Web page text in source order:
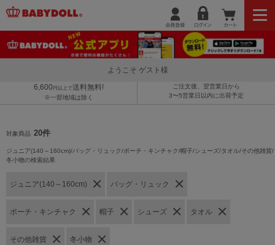
ようこそ ゲスト様
6,600 円以上で送料無料!
※一部地域は除く
ご注文後、翌営業日から
3〜5営業日以内に出荷予定
対象商品 20件
ジュニア(140～160cm)/バッグ・リュック/ポーチ・キンチャク/帽子/シューズ/タオル/その他雑貨/
冬小物の検索結果
ジュニア(140～160cm) バッグ・リュック
ポーチ・キンチャク 帽子 シューズ タオル
その他雑貨 冬小物